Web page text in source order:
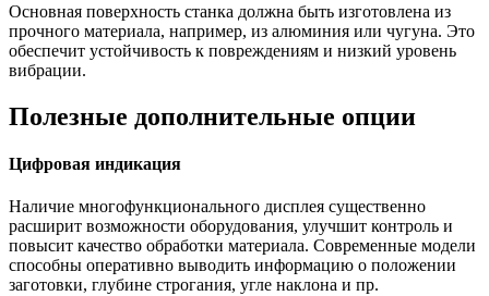
Основная поверхность станка должна быть изготовлена из
прочного материала, например, из алюминия или чугуна. Это
обеспечит устойчивость к повреждениям и низкий уровень
вибрации.
Полезные дополнительные опции
Цифровая индикация
Наличие многофункционального дисплея существенно
расширит возможности оборудования, улучшит контроль и
повысит качество обработки материала. Современные модели
способны оперативно выводить информацию о положении
заготовки, глубине строгания, угле наклона и пр.